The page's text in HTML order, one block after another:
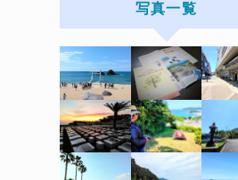
写真一覧